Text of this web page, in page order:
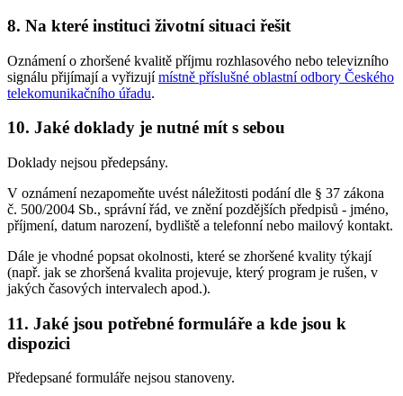
8. Na které instituci životní situaci řešit
Oznámení o zhoršené kvalitě příjmu rozhlasového nebo televizního
signálu přijímají a vyřizujímístně příslušné oblastní odbory Českého
telekomunikačního úřadu.
10. Jaké doklady je nutné mít s sebou
Doklady nejsou předepsány.
V oznámení nezapomeňte uvést náležitosti podání dle § 37 zákona
č. 500/2004 Sb., správní řád, ve znění pozdějších předpisů - jméno,
příjmení, datum narození, bydliště a telefonní nebo mailový kontakt.
Dále je vhodné popsat okolnosti, které se zhoršené kvality týkají
(např. jak se zhoršená kvalita projevuje, který program je rušen, v
jakých časových intervalech apod.).
11. Jaké jsou potřebné formuláře a kde jsou k
dispozici
Předepsané formuláře nejsou stanoveny.